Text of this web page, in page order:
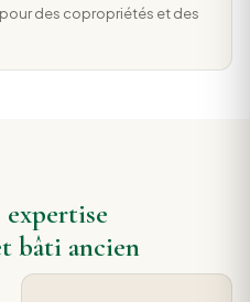
des copropriétés et des
bâti ancien